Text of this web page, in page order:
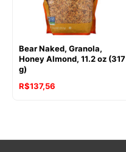
Bear Naked, Granola,
Honey Almond, 11.2 oz (317
g)
R$137,56